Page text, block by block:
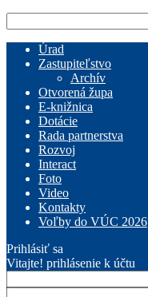
Úrad
Zastupiteľstvo
Archív
Otvorená župa
E-knižnica
Dotácie
Rada partnerstva
Rozvoj
Interact
Foto
Video
Kontakty
Voľby do VÚC 2026
Prihlásiť sa
Vitajte! prihlásenie k účtu